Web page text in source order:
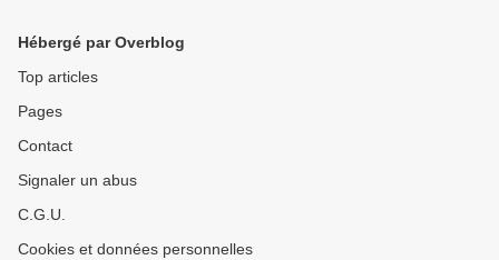
Hébergé par Overblog
Top articles
Pages
Contact
Signaler un abus
C.G.U.
Cookies et données personnelles